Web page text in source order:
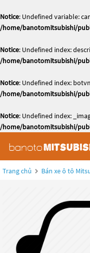
Notice: Undefined variable:
/home/banotomitsubishi/
Notice: Undefined index:
/home/banotomitsubishi/
Notice: Undefined index:
/home/banotomitsubishi/
Notice: Undefined index:
/home/banotomitsubishi/
Trang chủ Bán xe ô tô